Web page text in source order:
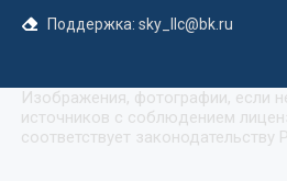
Поддержка: sky_llc@bk.ru
Изображения, фотографии, если
источников с соблюдением
соответствует